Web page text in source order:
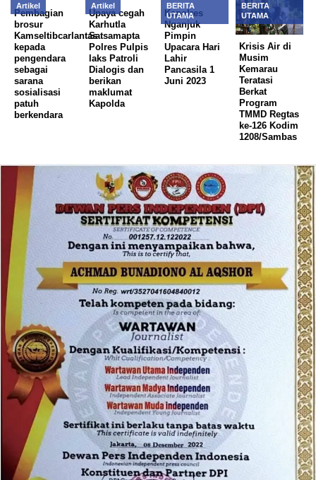
Artikel
Pembagian
brosur
Kamseltibcarlantas
kepada
pengendara
sebagai
sarana
sosialisasi
patuh
berkendara
Artikel
Upaya cegah
Karhutla
Satsamapta
Polres Pulpis
laks Patroli
Dialogis dan
berikan
maklumat
Kapolda
BERITA
UTAMA
Kapolres
Nganjuk
Pimpin
Upacara Hari
Lahir
Pancasila 1
Juni 2023
BERITA
UTAMA
Krisis Air di
Musim
Kemarau
Teratasi
Berkat
Program
TMMD Regtas
ke-126 Kodim
1208/Sambas